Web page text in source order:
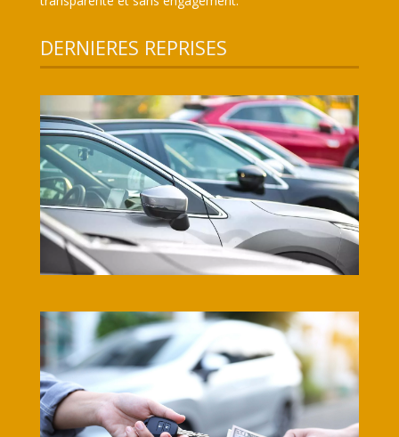
DERNIERES REPRISES